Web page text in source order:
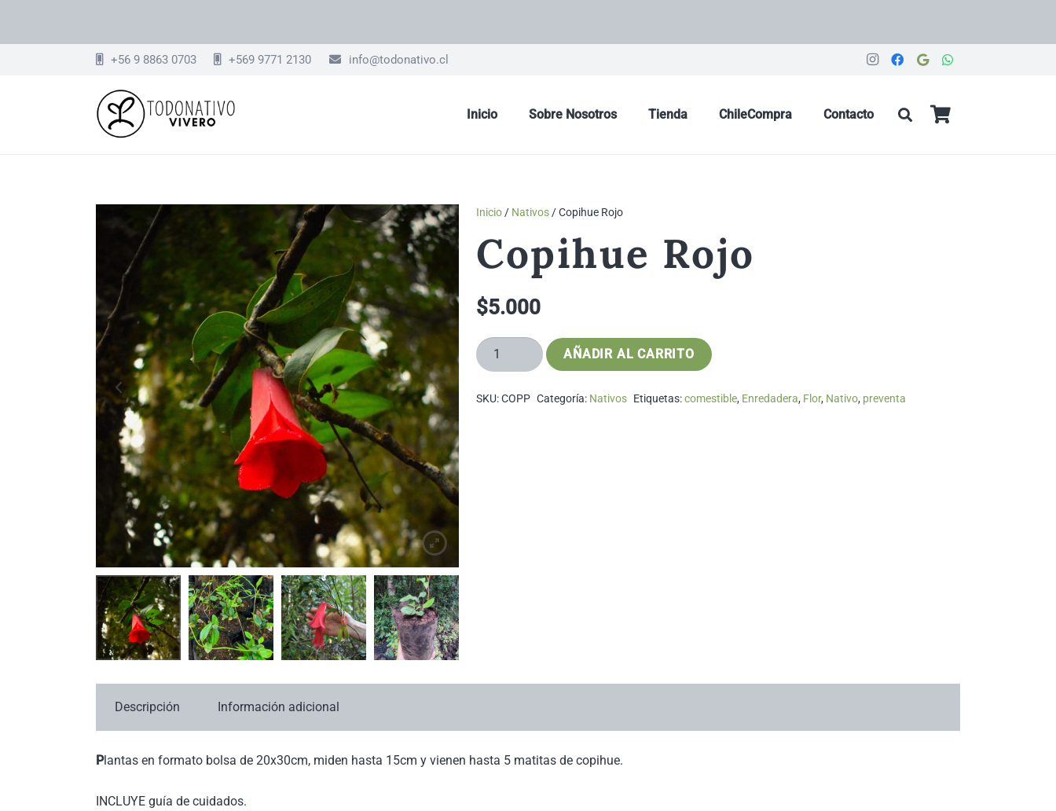
+56 9 8863 0703 +569 9771 2130 info@todonativo.cl
Inicio Sobre Nosotros Tienda ChileCompra Contacto
Inicio/ Nativos/ Copihue Rojo
Copihue Rojo
$5.000
Copihue
Rojo
AÑADIR AL CARRITO
SKU:COPP Categoría: Nativos Etiquetas:comestible, Enredadera, Flor, Nativo, preventa
Descripción Información adicional
Plantas en formato bolsa de 20x30cm, miden hasta 15cm y vienen hasta 5 matitas de copihue.
INCLUYE guía de cuidados.